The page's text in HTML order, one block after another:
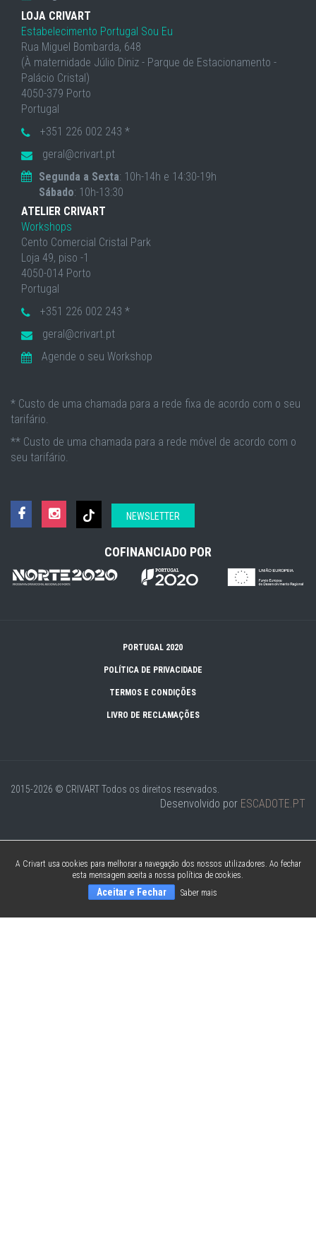
LOJA CRIVART
Estabelecimento Portugal Sou Eu
Rua Miguel Bombarda, 648
(À maternidade Júlio Diniz - Parque de Estacionamento -
Palácio Cristal)
4050-379 Porto
Portugal
+351 226 002 243 *
geral@crivart.pt
Segunda a Sexta: 10h-14h e 14:30-19h
Sábado: 10h-13:30
ATELIER CRIVART
Workshops
Cento Comercial Cristal Park
Loja 49, piso -1
4050-014 Porto
Portugal
+351 226 002 243 *
geral@crivart.pt
Agende o seu Workshop
* Custo de uma chamada para a rede fixa de acordo com o seu
tarifário.
** Custo de uma chamada para a rede móvel de acordo com o
seu tarifário.
NEWSLETTER
COFINANCIADO POR
PORTUGAL 2020
POLÍTICA DE PRIVACIDADE
TERMOS E CONDIÇÕES
LIVRO DE RECLAMAÇÕES
2015-2026 © CRIVARTTodos os direitos reservados.
Desenvolvido por ESCADOTE.PT
A Crivart usa cookies para melhorar a navegação dos nossos utilizadores. Ao fechar
esta mensagem aceita a nossa política de cookies.
Aceitar e Fechar Saber mais